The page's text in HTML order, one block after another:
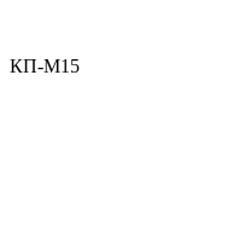
КП-М15